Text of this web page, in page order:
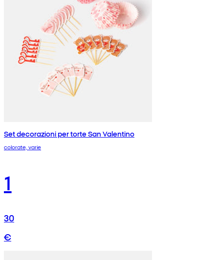
Set decorazioni per torte San Valentino
colorate, varie
1
30
€